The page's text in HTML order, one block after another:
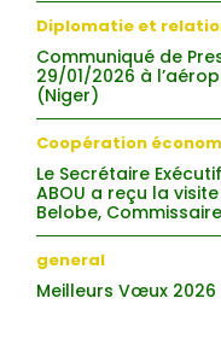
Diplomatie et
Communiqué de
29/01/2026 à
(Niger)
Coopération
Le Secrétaire
ABOU a reçu la
Belobe, Commissaire
general
Meilleurs Vœux 2026